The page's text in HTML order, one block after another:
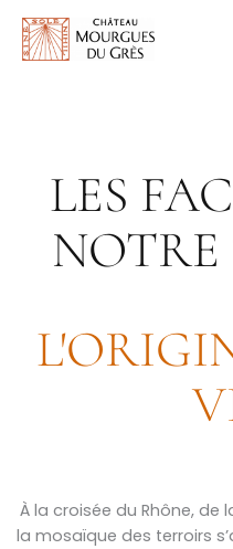
contenu
LES
À la croisée du Rhône,
la mosaïque des terroirs